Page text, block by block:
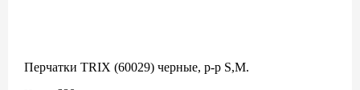
Перчатки TRIX (60029) черные, р-р S,M.